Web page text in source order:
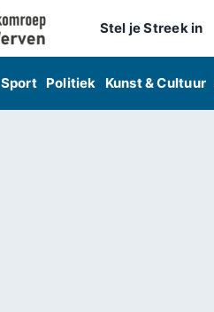
Stel je Streek in
Sport Politiek Kunst & Cultuur